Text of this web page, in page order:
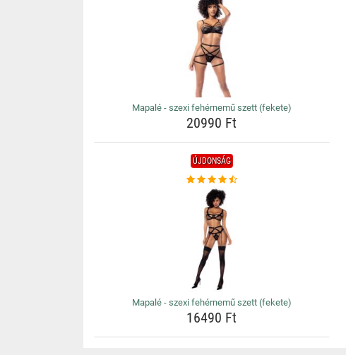
Mapalé - szexi fehérnemű szett (fekete)
20990 Ft
ÚJDONSÁG
Mapalé - szexi fehérnemű szett (fekete)
16490 Ft